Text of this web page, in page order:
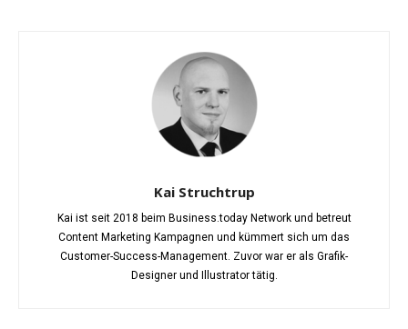
Kai Struchtrup
Kai ist seit 2018 beim Business.today Network und betreut
Content Marketing Kampagnen und kümmert sich um das
Customer-Success-Management. Zuvor war er als Grafik-
Designer und Illustrator tätig.